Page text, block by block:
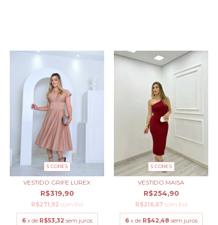
5 CORES
VESTIDO GRIFE LUREX
R$319,90
R$271,92 com Pix
6 x de R$53,32 sem juros
5 CORES
VESTIDO MAISA
R$254,90
R$216,67 com Pix
6 x de R$42,48 sem juros